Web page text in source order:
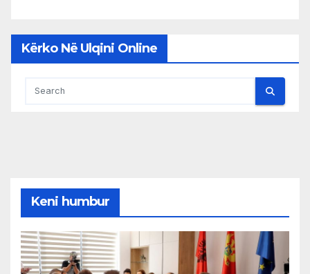
Kërko Në Ulqini Online
Keni humbur